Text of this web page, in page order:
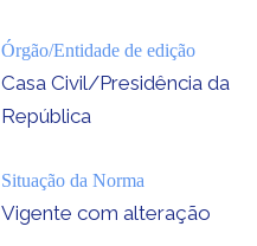
Órgão/Entidade de edição
Casa Civil/Presidência da
República
Situação da Norma
Vigente com alteração